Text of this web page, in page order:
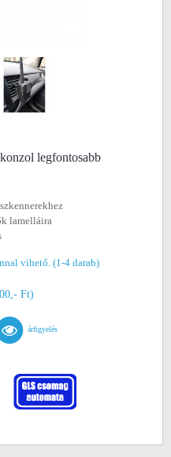
legfontosabb
lamelláira
vihető. (1-4 darab)
Ft)
árfigyelés